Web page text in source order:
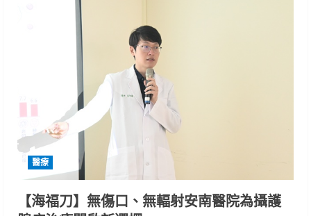
醫療
【海福刀】無傷口、無輻射安南醫院為攝護